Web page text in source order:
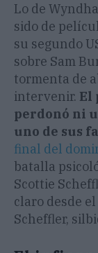
Lo de
sido de
su segundo
sobre Sam
tormenta de
intervenir. El
perdonó ni
uno de sus
final del
batalla
Scottie
claro desde
Scheffler,